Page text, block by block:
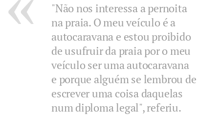
"Não nos interessa a pernoita
na praia. O meu veículo é a
autocaravana e estou proibido
de usufruir da praia por o meu
veículo ser uma autocaravana
e porque alguém se lembrou de
escrever uma coisa daquelas
num diploma legal", referiu.